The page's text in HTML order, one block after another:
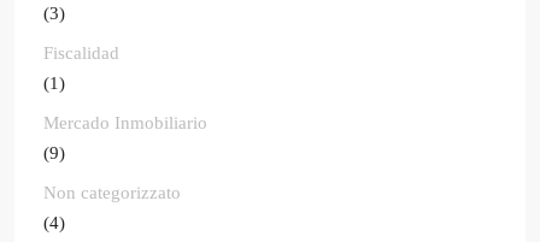
(3)
Fiscalidad
(1)
Mercado Inmobiliario
(9)
Non categorizzato
(4)